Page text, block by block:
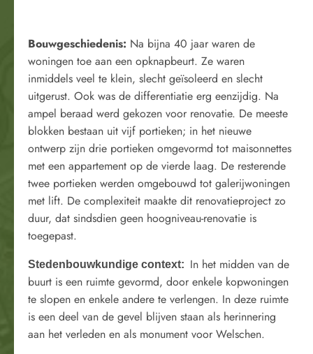
Bouwgeschiedenis: Na bijna 40 jaar waren de
woningen toe aan een opknapbeurt. Ze waren
inmiddels veel te klein, slecht geïsoleerd en slecht
uitgerust. Ook was de differentiatie erg eenzijdig. Na
ampel beraad werd gekozen voor renovatie. De meeste
blokken bestaan uit vijf portieken; in het nieuwe
ontwerp zijn drie portieken omgevormd tot maisonnettes
met een appartement op de vierde laag. De resterende
twee portieken werden omgebouwd tot galerijwoningen
met lift. De complexiteit maakte dit renovatieproject zo
duur, dat sindsdien geen hoogniveau-renovatie is
toegepast.
Stedenbouwkundige context: In het midden van de
buurt is een ruimte gevormd, door enkele kopwoningen
te slopen en enkele andere te verlengen. In deze ruimte
is een deel van de gevel blijven staan als herinnering
aan het verleden en als monument voor Welschen.